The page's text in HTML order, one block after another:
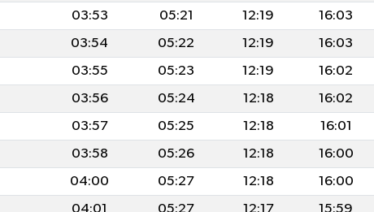
03:53 05:21 12:19 16:03
03:54 05:22 12:19 16:03
03:55 05:23 12:19 16:02
03:56 05:24 12:18 16:02
03:57 05:25 12:18 16:01
03:58 05:26 12:18 16:00
04:00 05:27 12:18 16:00
04:01 05:27 12:17 15:59